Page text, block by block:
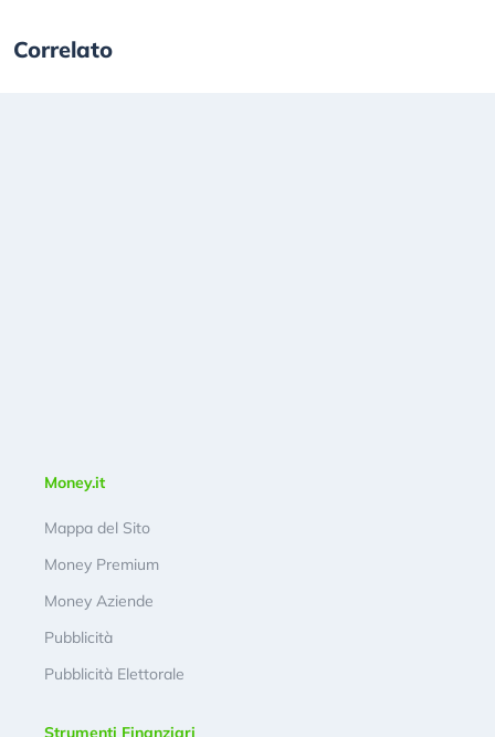
Correlato
Money.it
Mappa del Sito
Money Premium
Money Aziende
Pubblicità
Pubblicità Elettorale
Strumenti Finanziari